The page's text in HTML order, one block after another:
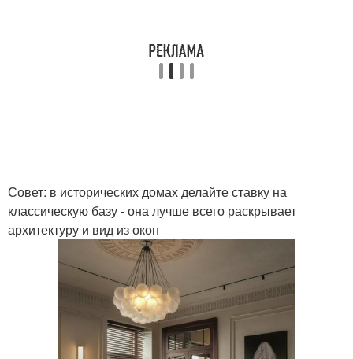
Совет: в исторических домах делайте ставку на
классическую базу - она лучше всего раскрывает
архитектуру и вид из окон